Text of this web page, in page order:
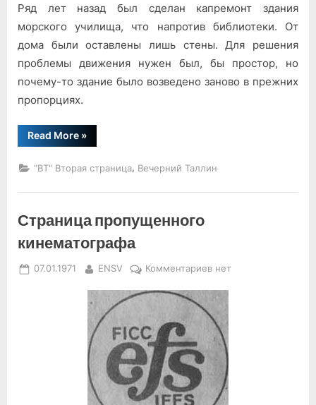
Ряд лет назад был сделан капремонт здания
морского училища, что напротив библиотеки. От
дома были оставлены лишь стены. Для решения
проблемы движения нужен был, бы простор, но
почему-то здание было возведено заново в прежних
пропорциях.
Read More“Строим,
будто
»
"ВТ" Вторая страница, Вечерний Таллин
Страница пропущенного
кинематографа
Posted
07.01.1971 By
ENSV Комментариевк
Страница
пропущенного
кинематографа
нет